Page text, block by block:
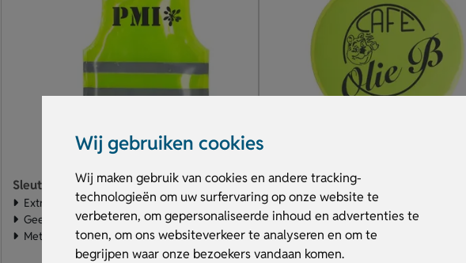
Wij gebruiken cookies
Wij maken gebruik van cookies en andere tracking-
technologieën om uw surfervaring op onze website te
verbeteren, om gepersonaliseerde inhoud en advertenties te
tonen, om ons websiteverkeer te analyseren en om te
begrijpen waar onze bezoekers vandaan komen.
Sleutelhanger Met Reflecterend Veiligheidsvestje
Extra opvallende vorm
Geel met zilveren strepen
Met bedrukking naar wens
Ronde Reflecterende
Van duurzaam PVC materiaal
Alleen in het reflecterende geel
Voor- en achterkant bedrukt